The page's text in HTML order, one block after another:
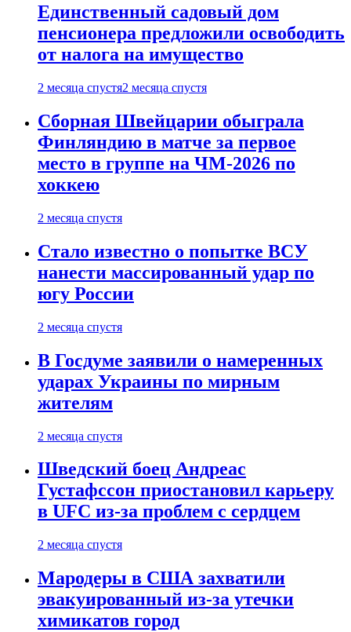
Единственный садовый дом
пенсионера предложили освободить
от налога на имущество
2 месяца спустя2 месяца спустя
Сборная Швейцарии обыграла
Финляндию в матче за первое
место в группе на ЧМ-2026 по
хоккею
2 месяца спустя
Стало известно о попытке ВСУ
нанести массированный удар по
югу России
2 месяца спустя
В Госдуме заявили о намеренных
ударах Украины по мирным
жителям
2 месяца спустя
Шведский боец Андреас
Густафссон приостановил карьеру
в UFC из-за проблем с сердцем
2 месяца спустя
Мародеры в США захватили
эвакуированный из-за утечки
химикатов город